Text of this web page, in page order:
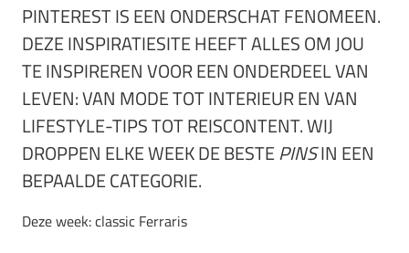
PINTEREST IS EEN ONDERSCHAT FENOMEEN.
DEZE INSPIRATIESITE HEEFT ALLES OM JOU
TE INSPIREREN VOOR EEN ONDERDEEL VAN
LEVEN: VAN MODE TOT INTERIEUR EN VAN
LIFESTYLE-TIPS TOT REISCONTENT. WIJ
DROPPEN ELKE WEEK DE BESTEPINSIN EEN
BEPAALDE CATEGORIE.
Deze week: classic Ferraris